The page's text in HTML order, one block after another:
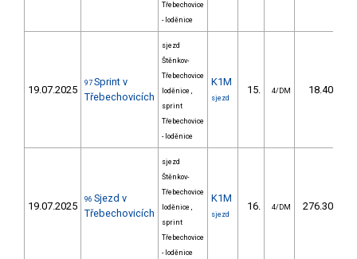
Třebechovice
- loděnice
19.07.2025
97 Sprint v
Třebechovicích
sjezd
Štěnkov-
Třebechovice
loděnice ,
sprint
Třebechovice
- loděnice
K1M
sjezd
15. 4/DM 18.40
19.07.2025
96 Sjezd v
Třebechovicích
sjezd
Štěnkov-
Třebechovice
loděnice ,
sprint
Třebechovice
- loděnice
K1M
sjezd
16. 4/DM 276.30